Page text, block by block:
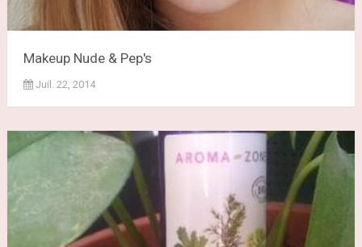
Makeup Nude & Pep's
Juil. 22, 2014